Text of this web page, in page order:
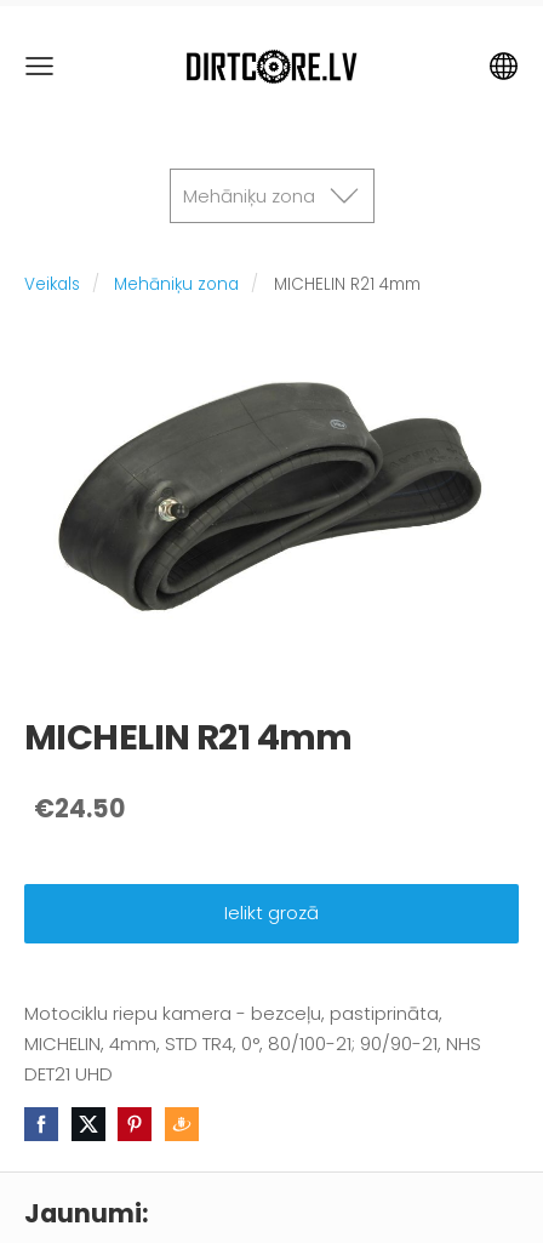
Mehāniķu zona
Jaunumi:
Veikals Mehāniķu zona MICHELIN R21 4mm
MICHELIN R21 4mm
€24.50
Ielikt grozā
Motociklu riepu kamera - bezceļu, pastiprināta,
MICHELIN, 4mm, STD TR4, 0°, 80/100-21; 90/90-21, NHS
DET21 UHD